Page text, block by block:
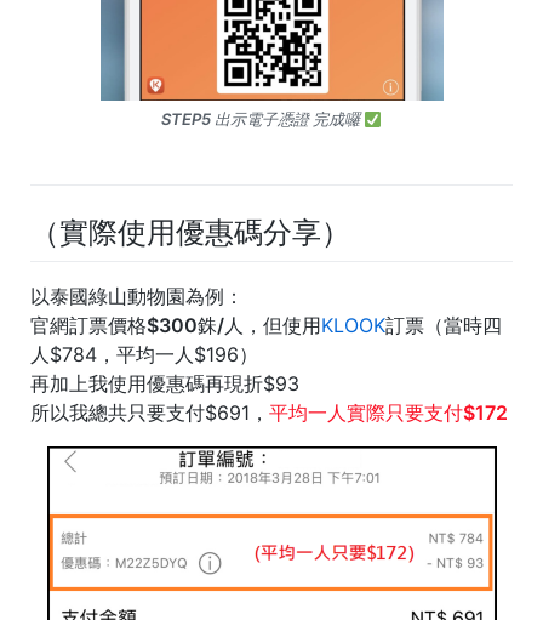
STEP5 出示電子憑證 完成囉
（實際使用優惠碼分享）
以泰國綠山動物園為例：
官網訂票價格$300銖/人 ，但使用KLOOK訂票（當時四
人$784，平均一人$196）
再加上我使用優惠碼再現折$93
所以我總共只要支付$691， 平均一人實際只要支付$172